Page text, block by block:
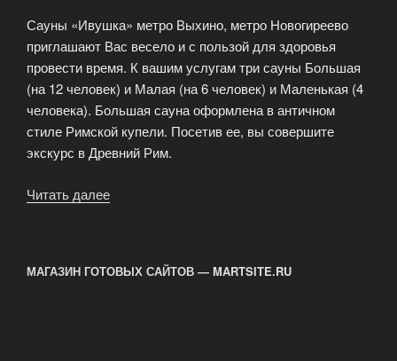
Сауны «Ивушка» метро Выхино, метро Новогиреево
приглашают Вас весело и с пользой для здоровья
провести время. К вашим услугам три сауны Большая
(на 12 человек) и Малая (на 6 человек) и Маленькая (4
человека). Большая сауна оформлена в античном
стиле Римской купели. Посетив ее, вы совершите
экскурс в Древний Рим.
Читать далее
улице
МАГАЗИН ГОТОВЫХ САЙТОВ — MARTSITE.RU